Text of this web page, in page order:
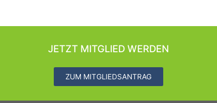
JETZT MITGLIED WERDEN
ZUM MITGLIEDSANTRAG